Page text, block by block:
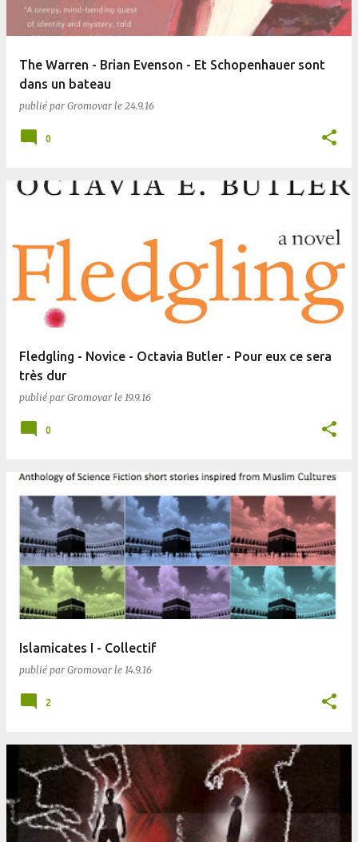
The Warren - Brian Evenson - Et Schopenhauer sont
dans un bateau
publié par Gromovar le 24.9.16
0
Fledgling - Novice - Octavia Butler - Pour eux ce sera
très dur
publié par Gromovar le 19.9.16
0
Islamicates I - Collectif
publié par Gromovar le 14.9.16
2